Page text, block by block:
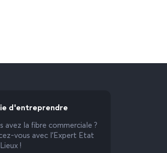
d'entreprendre
avez la fibre commerciale ?
vous avec l’Expert Etat
!